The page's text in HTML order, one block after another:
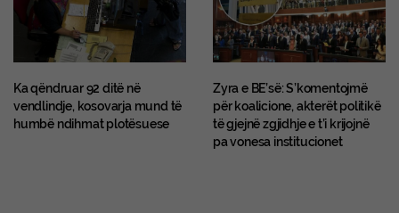
Ka qëndruar 92 ditë në
vendlindje, kosovarja mund të
humbë ndihmat plotësuese
Zyra e BE’së: S’komentojmë
për koalicione, akterët politikë
të gjejnë zgjidhje e t’i krijojnë
pa vonesa institucionet